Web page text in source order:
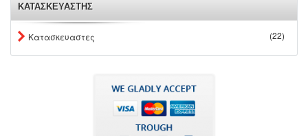
ΚΑΤΑΣΚΕΥΑΣΤΗΣ
Κατασκευαστες (22)